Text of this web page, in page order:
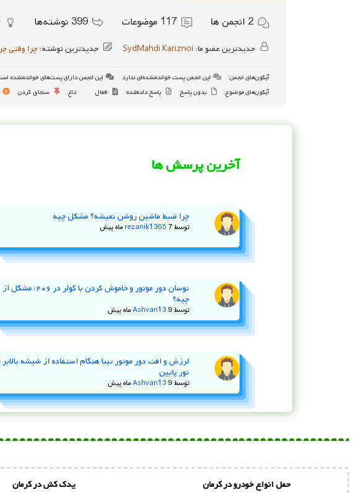
2 انجمن ها 117 موضوعات 399 نوشته‌ها
جدیدترین عضو ما: SydMahdi Kariznoi جدیدترین نوشته:چرا وقتی
آیکون‌های انجمن: این انجمن پست خوانده‌نشده‌ای ندارد
این انجمن دارای پست‌های خوانده‌نشده
آیکون‌های موضوع:
بدون پاسخ پاسخ داده‌شده فعال داغ سنجاق کردن
آخرین پرسش ها
چرا ضبط ماشین روشن نمیشه؟ مشکل چیه
توسط rezanik1365 7 ماه پیش
نوسان دور موتور و خاموش کردن با کولر در ۲۰۶؛ مشکل از
چیه؟
توسط Ashvan13 9 ماه پیش
لرزش و افت دور موتور تیبا هنگام استفاده از شیشه‌ بالابر
نور پایین
توسط Ashvan13 9 ماه پیش
حمل انواع خودرو در کرمان
یدک کش در کرمان